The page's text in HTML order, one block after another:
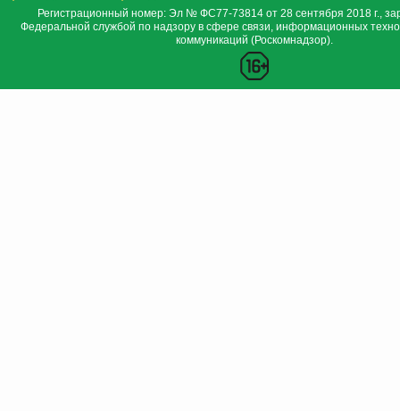
Регистрационный номер: Эл № ФС77-73814 от 28 сентября 2018 г.,
Федеральной службой по надзору в сфере связи, информационных
коммуникаций (Роскомнадзор).